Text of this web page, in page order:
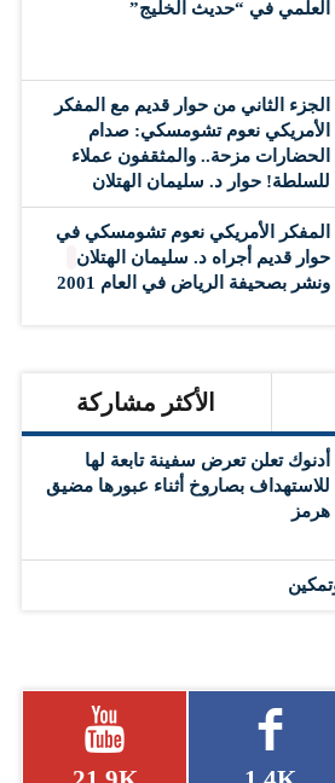
العلمي في “حديث الخليج”
الجزء الثاني من حوار قديم مع المفكر
الأمريكي نعوم تشومسكي: صدام
الحضارات مزحة.. والمثقفون عملاء
للسلطة! حوار د. سليمان الهتلان
المفكر الأمريكي نعوم تشومسكي في
حوار قديم أجراه د. سليمان الهتلان
ونشر بصحيفة الرياض في العام 2001
الأكثر مشاركة
أدنوك تعلن تعرض سفينة تابعة لها
للاستهداف بصاروخ أثناء عبورها مضيق
هرمز